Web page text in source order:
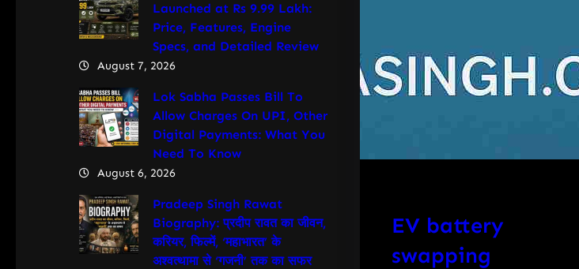
Launched at Rs 9.99 Lakh:
Price, Features, Engine
Specs, and Detailed Review
August 7, 2026
Lok Sabha Passes Bill To
Allow Charges On UPI, Other
Digital Payments: What You
Need To Know
August 6, 2026
Pradeep Singh Rawat
Biography: प्रदीप रावत का जीवन,
करियर, फिल्में, ‘महाभारत’ के
अश्वत्थामा से ‘गजनी’ तक का सफर
EV battery
swapping